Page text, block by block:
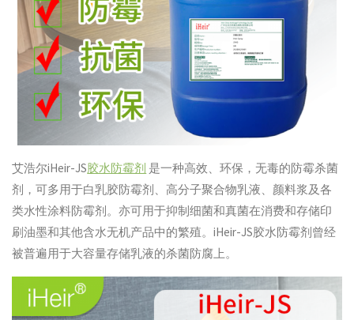
艾浩尔iHeir-JS胶水防霉剂 是一种高效、环保，无毒的防霉杀菌
剂，可多用于白乳胶防霉剂、高分子聚合物乳液、颜料浆及各
类水性涂料防霉剂。亦可用于抑制细菌和真菌在消费和存储印
刷油墨和其他含水无机产品中的繁殖。iHeir-JS胶水防霉剂曾经
被普遍用于大容量存储乳液的杀菌防腐上。